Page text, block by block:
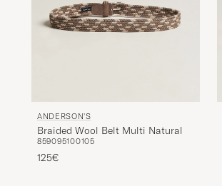
ANDERSON'S
Braided Wool Belt Multi Natural
859095100105
125€